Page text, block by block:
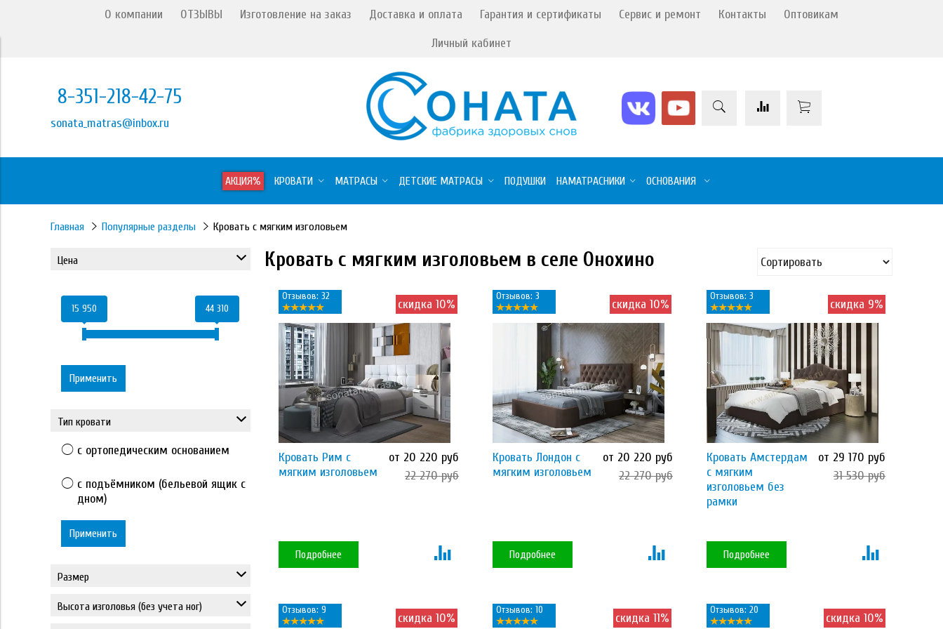
О компании ОТЗЫВЫ Изготовление на заказ Доставка и оплата Гарантия и сертификаты Сервис и ремонт Контакты
Оптовикам
Личный кабинет
8-351-218-42-75
sonata_matras@inbox.ru
АКЦИЯ% КРОВАТИ МАТРАСЫ ДЕТСКИЕ МАТРАСЫ ПОДУШКИ НАМАТРАСНИКИ ОСНОВАНИЯ
Главная Популярные разделы Кровать с мягким изголовьем
Цена
15 950 44 310
Применить
Тип кровати
с ортопедическим основанием
с подъёмником (бельевой ящик с
дном)
Применить
Размер
80*190
Высота изголовья (без учета ног)
Кровать с мягким изголовьем в селе Онохино
Отзывов: 32
скидка 10%
Кровать Рим с
мягким изголовьем
от 20 220 руб
22 270 руб
Подробнее
Отзывов: 3
скидка 10%
Кровать Лондон с
мягким изголовьем
от 20 220 руб
22 270 руб
Подробнее
Отзывов: 3
скидка 9%
Кровать Амстердам
с мягким
изголовьем без
рамки
от 29 170 руб
31 530 руб
Подробнее
Отзывов: 9
скидка 10%
Отзывов: 10
скидка 11%
Отзывов: 20
скидка 10%